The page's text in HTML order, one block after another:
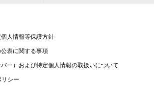
人情報等保護方針
表に関する事項
ー）および特定個人情報の取扱いについて
シー